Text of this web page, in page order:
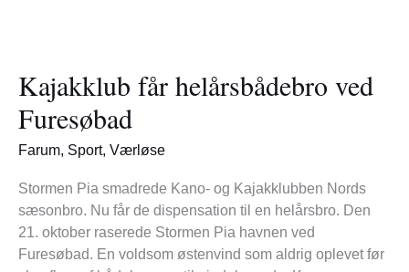
Kajakklub får helårsbådebro ved
Furesøbad
Farum, Sport, Værløse
Stormen Pia smadrede Kano- og Kajakklubben Nords
sæsonbro. Nu får de dispensation til en helårsbro. Den
21. oktober raserede Stormen Pia havnen ved
Furesøbad. En voldsom østenvind som aldrig oplevet før
helårsbådebro
ved
Furesøbad